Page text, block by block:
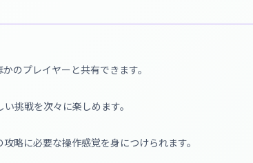
のプレイヤーと共有できます。
挑戦を次々に楽しめます。
略に必要な操作感覚を身につけられます。